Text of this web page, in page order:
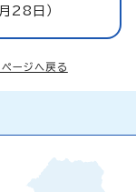
28日）
ページへ戻る